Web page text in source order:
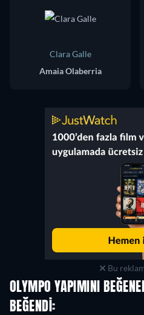
Clara Galle
Amaia Olaberria
Bu
OLYMPO YAPIMINI
BEĞENDI: